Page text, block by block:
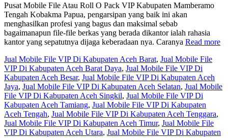
Pusat Mobile File Atau Roll O Pack VIP Kabupaten Mamberamo
Tengah Kobakma Papua, pengarsipan yang baik ini akan
menghasilkan profesi yang bagus dan maksimal sebab
bagaimanapun file-file berkas yang berada dikantor ialah rahasia
kantor yang sepatutnya dijaga keberadaan nya. Caranya Read more
Jual Mobile File VIP Di Kabupaten Aceh Barat, Jual Mobile File
VIP Di Kabupaten Aceh Barat Daya, Jual Mobile File VIP Di
Kabupaten Aceh Besar, Jual Mobile File VIP Di Kabupaten Aceh
Jaya, Jual Mobile File VIP Di Kabupaten Aceh Selatan, Jual Mobile
File VIP Di Kabupaten Aceh Singkil, Jual Mobile File VIP Di
Kabupaten Aceh Tamiang, Jual Mobile File VIP Di Kabupaten
Aceh Tengah, Jual Mobile File VIP Di Kabupaten Aceh Tenggara,
Jual Mobile File VIP Di Kabupaten Aceh Timur, Jual Mobile File
VIP Di Kabupaten Aceh Utara, Jual Mobile File VIP Di Kabupaten